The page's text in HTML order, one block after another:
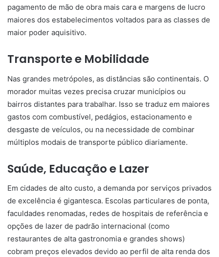
pagamento de mão de obra mais cara e margens de lucro
maiores dos estabelecimentos voltados para as classes de
maior poder aquisitivo.
Transporte e Mobilidade
Nas grandes metrópoles, as distâncias são continentais. O
morador muitas vezes precisa cruzar municípios ou
bairros distantes para trabalhar. Isso se traduz em maiores
gastos com combustível, pedágios, estacionamento e
desgaste de veículos, ou na necessidade de combinar
múltiplos modais de transporte público diariamente.
Saúde, Educação e Lazer
Em cidades de alto custo, a demanda por serviços privados
de excelência é gigantesca. Escolas particulares de ponta,
faculdades renomadas, redes de hospitais de referência e
opções de lazer de padrão internacional (como
restaurantes de alta gastronomia e grandes shows)
cobram preços elevados devido ao perfil de alta renda dos